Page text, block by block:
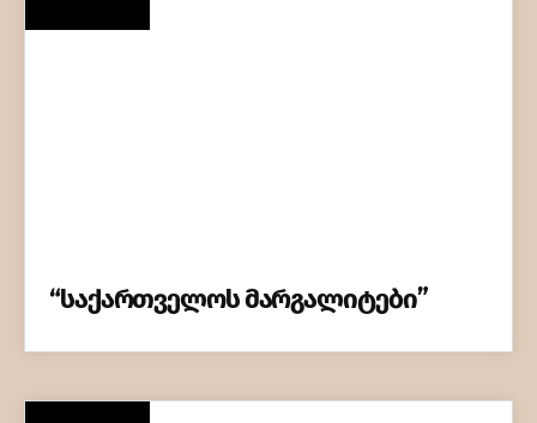
“საქართველოს მარგალიტები”